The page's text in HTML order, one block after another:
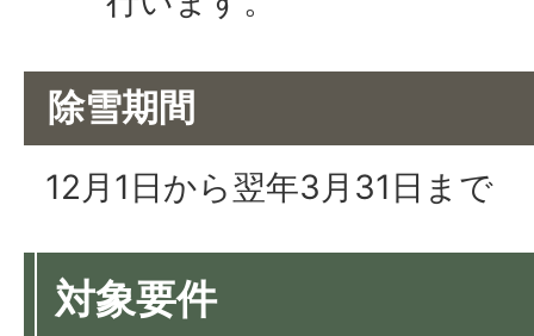
除雪期間
12月1日から翌年3月31日まで
対象要件